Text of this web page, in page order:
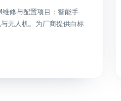
修与配置项目：智能手
无人机。为厂商提供白标